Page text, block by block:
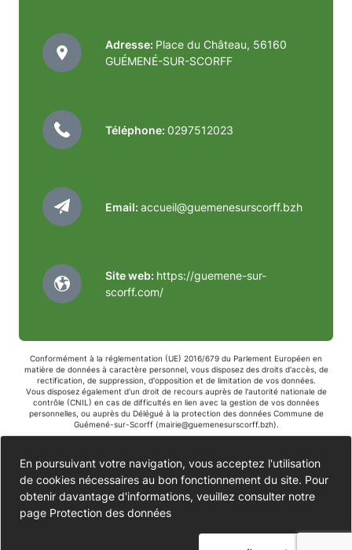
GUEMENE
SCORFF
Adresse: Place du Château, 56160
GUÉMENÉ-SUR-SCORFF
Téléphone: 0297512023
Email: accueil@guemenesurscorff.bzh
Site web: https://guemene-sur-
scorff.com/
Conformément à la réglementation (UE) 2016/679 du Parlement Européen en
matière de données à caractère personnel, vous disposez des droits d'accès, de
rectification, de suppression, d'opposition et de limitation de vos données.
Vous disposez également d'un droit de recours auprès de l'autorité nationale de
contrôle (CNIL) en cas de difficultés en lien avec la gestion de vos données
personnelles, ou auprès du Délégué à la protection des données Commune de
Guémené-sur-Scorff (mairie@guemenesurscorff.bzh).
Accessibilité
Partiellement conforme
Données personnelles
Mentions légales
En poursuivant votre navigation, vous acceptez l'utilisation
de cookies nécessaires au bon fonctionnement du site. Pour
obtenir davantage d'informations, veuillez consulter notre
page Protection des données